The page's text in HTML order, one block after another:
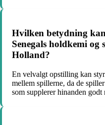
Hvilken betydning
Senegals holdkemi og
Holland?
En velvalgt opstilling kan
mellem spillerne, da de
som supplerer hinanden